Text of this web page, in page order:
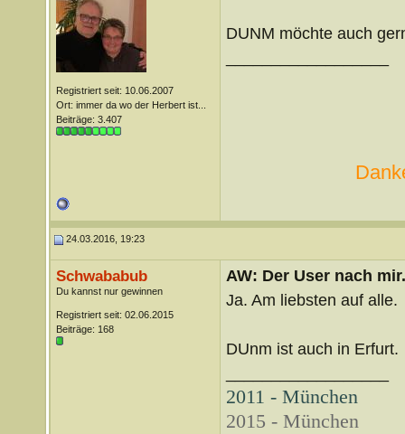
Registriert seit: 10.06.2007
Ort: immer da wo der Herbert ist...
Beiträge: 3.407
DUNM möchte auch
24.03.2016, 19:23
Schwababub
Du kannst nur gewinnen
Registriert seit: 02.06.2015
Beiträge: 168
AW: Der User nach
Ja. Am liebsten auf alle.
DUnm ist auch in Erfurt.
2011 - München
2015 - München